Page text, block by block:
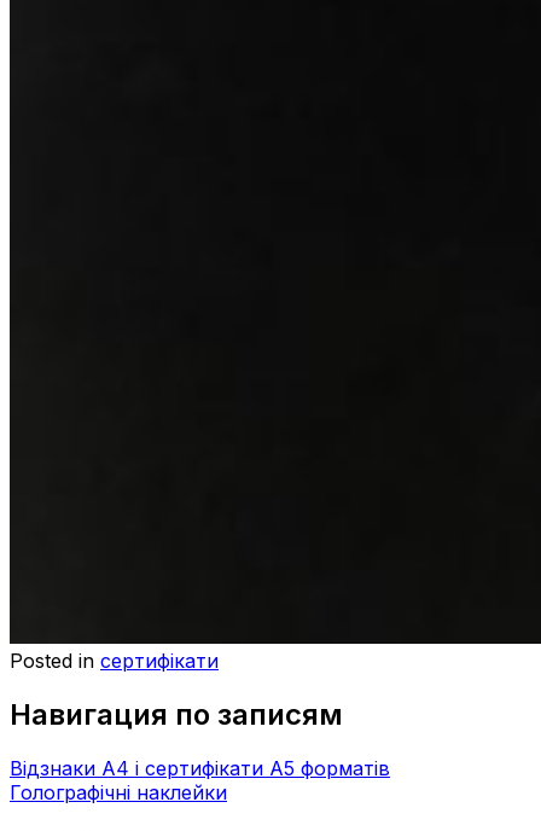
Posted in сертифікати
Навигация по записям
Відзнаки А4 і сертифікати А5 форматів
Голографічні наклейки